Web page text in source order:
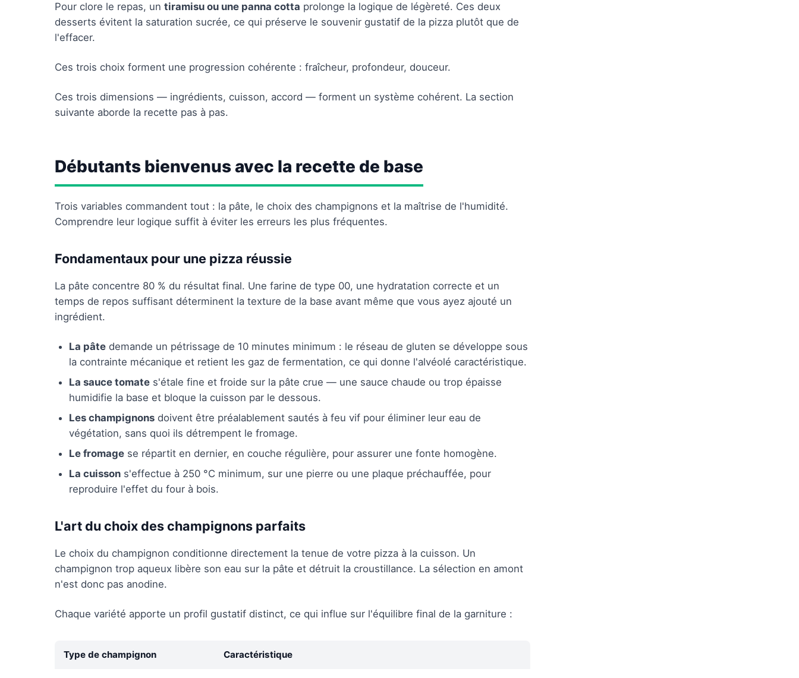
Pour clore le repas, un tiramisu ou une panna cotta prolonge la logique de légèreté. Ces deux
desserts évitent la saturation sucrée, ce qui préserve le souvenir gustatif de la pizza plutôt que de
l'effacer.
Ces trois choix forment une progression cohérente : fraîcheur, profondeur, douceur.
Ces trois dimensions — ingrédients, cuisson, accord — forment un système cohérent. La section
suivante aborde la recette pas à pas.
Débutants bienvenus avec la recette de base
Trois variables commandent tout : la pâte, le choix des champignons et la maîtrise de l'humidité.
Comprendre leur logique suffit à éviter les erreurs les plus fréquentes.
Fondamentaux pour une pizza réussie
La pâte concentre 80 % du résultat final. Une farine de type 00, une hydratation correcte et un
temps de repos suffisant déterminent la texture de la base avant même que vous ayez ajouté un
ingrédient.
La pâte demande un pétrissage de 10 minutes minimum : le réseau de gluten se développe sous
la contrainte mécanique et retient les gaz de fermentation, ce qui donne l'alvéolé caractéristique.
La sauce tomate s'étale fine et froide sur la pâte crue — une sauce chaude ou trop épaisse
humidifie la base et bloque la cuisson par le dessous.
Les champignons doivent être préalablement sautés à feu vif pour éliminer leur eau de
végétation, sans quoi ils détrempent le fromage.
Le fromage se répartit en dernier, en couche régulière, pour assurer une fonte homogène.
La cuisson s'effectue à 250 °C minimum, sur une pierre ou une plaque préchauffée, pour
reproduire l'effet du four à bois.
L'art du choix des champignons parfaits
Le choix du champignon conditionne directement la tenue de votre pizza à la cuisson. Un
champignon trop aqueux libère son eau sur la pâte et détruit la croustillance. La sélection en amont
n'est donc pas anodine.
Chaque variété apporte un profil gustatif distinct, ce qui influe sur l'équilibre final de la garniture :
Type de champignon Caractéristique